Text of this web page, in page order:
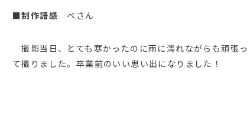
■制作語感 ベさん
撮影当日、とても寒かったのに雨に濡れながらも頑張っ
て撮りました。卒業前のいい思い出になりました！